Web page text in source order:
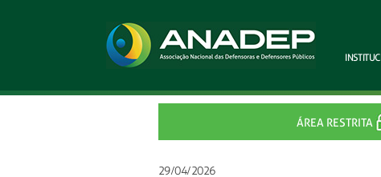
ÁREA RESTRITA
29/04/2026